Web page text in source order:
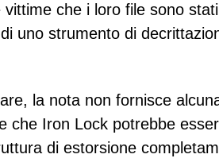
vittime che i loro file sono
di uno strumento di
la nota non fornisce
che Iron Lock potrebbe
di estorsione